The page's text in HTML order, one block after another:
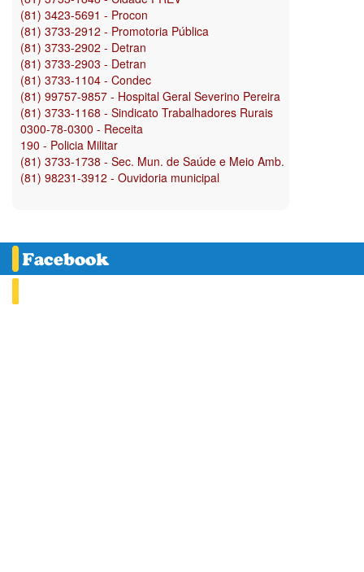
(81) 3423-5691 - Procon
(81) 3733-2912 - Promotoria Pública
(81) 3733-2902 - Detran
(81) 3733-2903 - Detran
(81) 3733-1104 - Condec
(81) 99757-9857 - Hospital Geral Severino Pereira
(81) 3733-1168 - Sindicato Trabalhadores Rurais
0300-78-0300 - Receita
190 - Policia Militar
(81) 3733-1738 - Sec. Mun. de Saúde e Meio Amb.
(81) 98231-3912 - Ouvidoria municipal